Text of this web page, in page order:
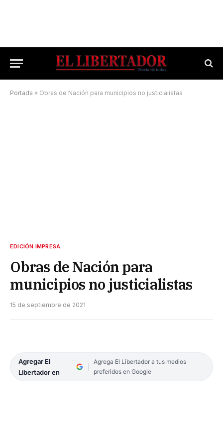
Portada » Obras de Nación para municipios no justicialistas
EDICIÓN IMPRESA
Obras de Nación para
municipios no justicialistas
15 de septiembre de 2021
Agregar El
Libertador en
Agrega El Libertador a tus medios
preferidos en Google